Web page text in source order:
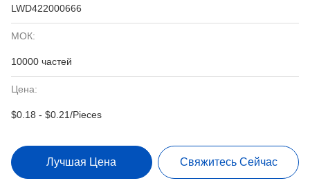
LWD422000666
МОК:
10000 частей
Цена:
$0.18 - $0.21/Pieces
Лучшая Цена Свяжитесь Сейчас